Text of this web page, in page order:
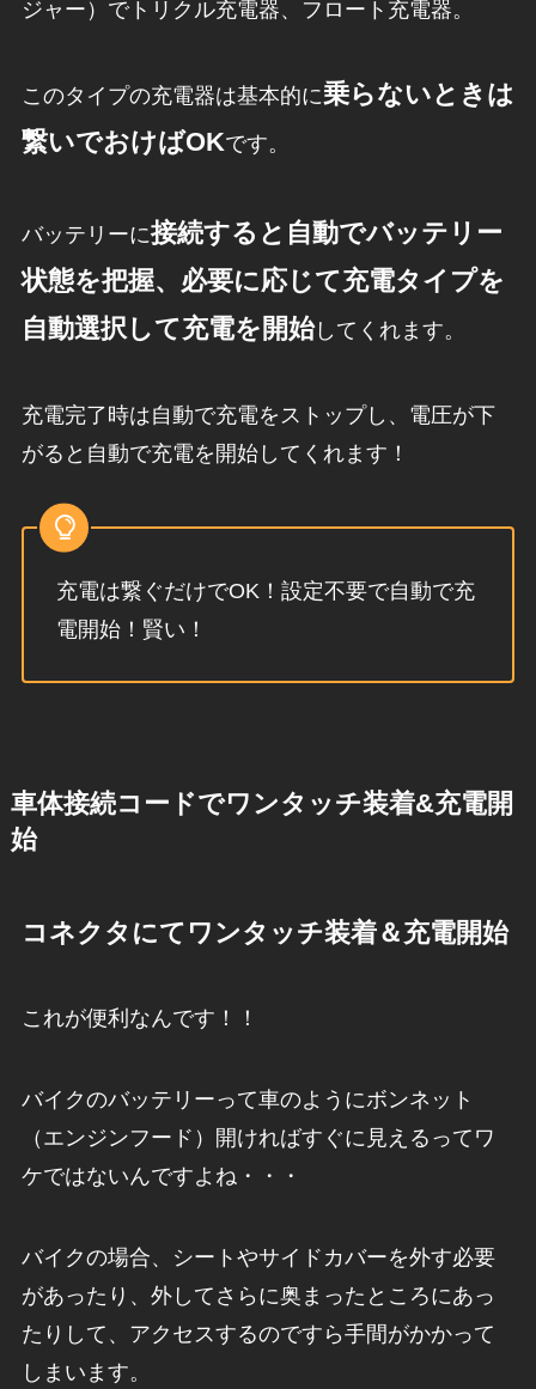
ジャー）でトリクル充電器、フロート充電器。
このタイプの充電器は基本的に乗らないときは
繋いでおけばOKです。
バッテリーに接続すると自動でバッテリー
状態を把握、必要に応じて充電タイプを
自動選択して充電を開始してくれます。
充電完了時は自動で充電をストップし、電圧が下
がると自動で充電を開始してくれます！
充電は繋ぐだけでOK！設定不要で自動で充
電開始！賢い！
車体接続コードでワンタッチ装着&充電開
始
コネクタにてワンタッチ装着＆充電開始
これが便利なんです！！
バイクのバッテリーって車のようにボンネット
（エンジンフード）開ければすぐに見えるってワ
ケではないんですよね・・・
バイクの場合、シートやサイドカバーを外す必要
があったり、外してさらに奥まったところにあっ
たりして、アクセスするのですら手間がかかって
しまいます。